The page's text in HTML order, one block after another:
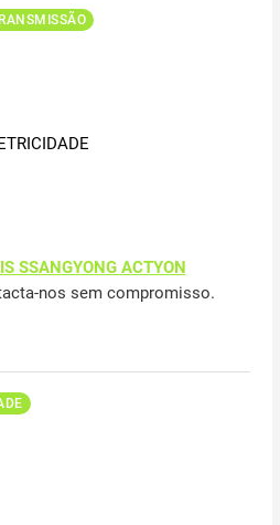
SSANGYONG ACTYON
nos sem compromisso.